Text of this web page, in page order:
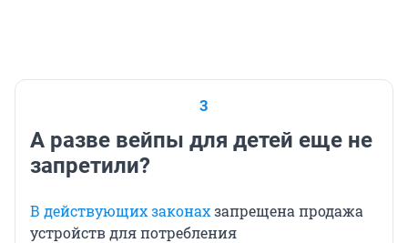
3
А разве вейпы для детей еще не
запретили?
В действующих законахзапрещена продажа
устройств для потребления